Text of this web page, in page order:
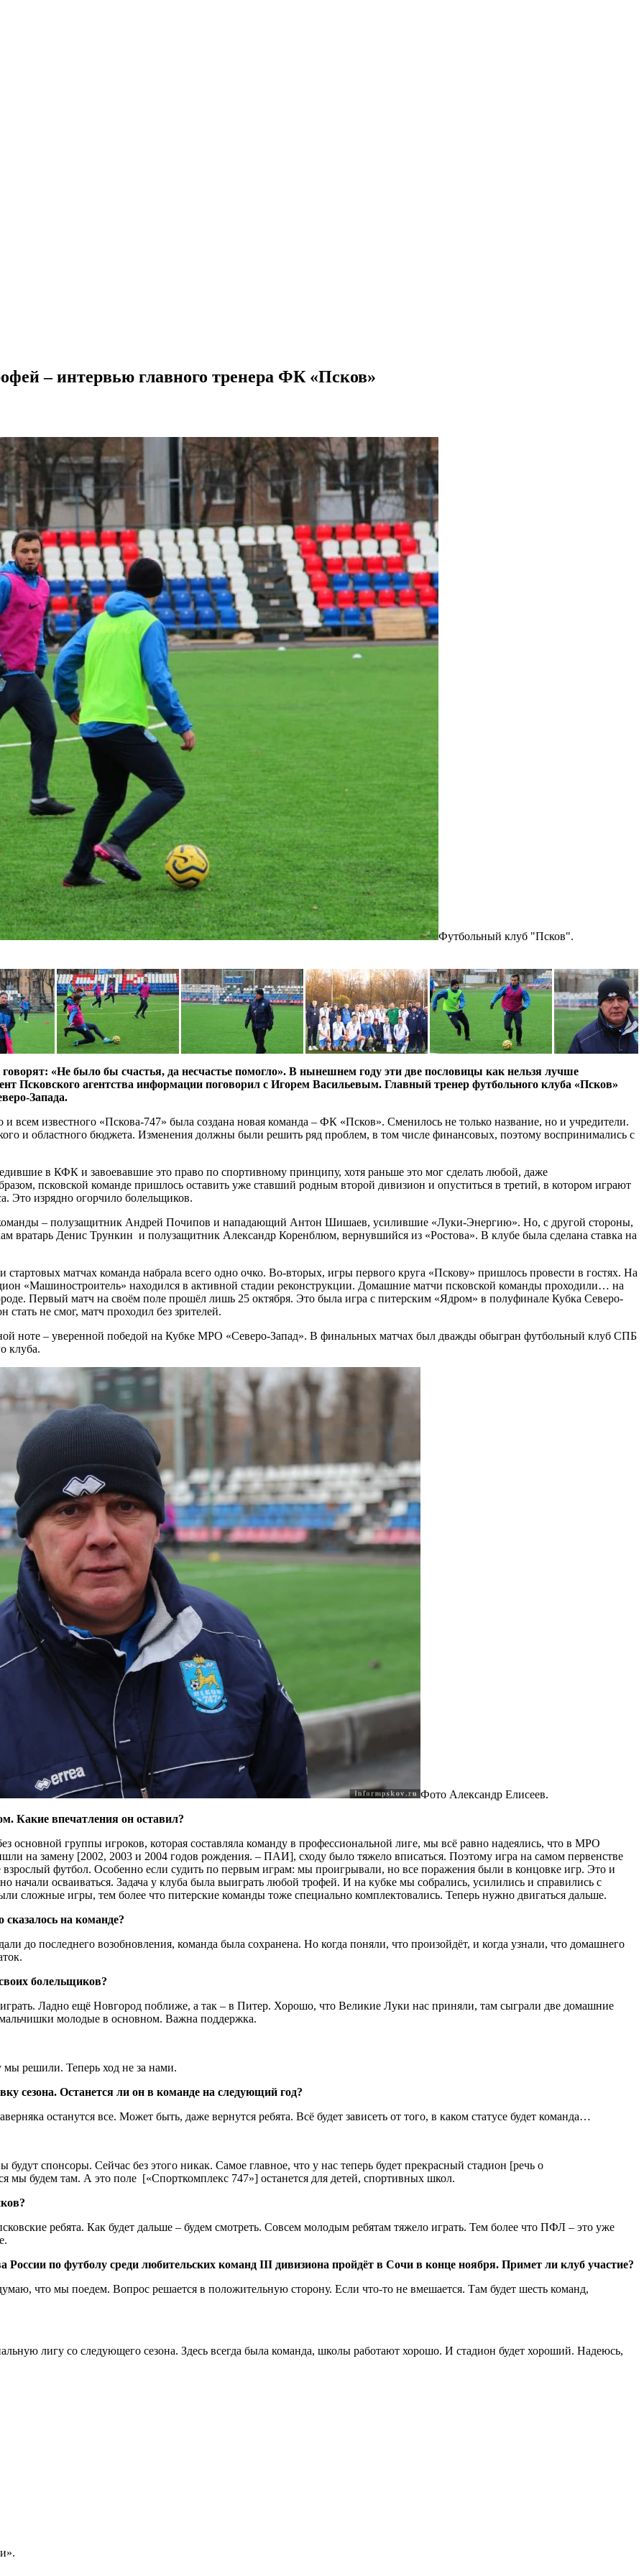
– интервью главного тренера ФК «Псков»
Футбольный клуб "Псков".
«Не было бы счастья, да несчастье помогло». В нынешнем году эти две пословицы как нельзя лучше
Псковского агентства информации поговорил с Игорем Васильевым. Главный тренер футбольного клуба «Псков»
Запада.
и всем известного «Пскова-747» была создана новая команда – ФК «Псков». Сменилось не только название, но и учредители.
и областного бюджета. Изменения должны были решить ряд проблем, в том числе финансовых, поэтому воспринимались с
в КФК и завоевавшие это право по спортивному принципу, хотя раньше это мог сделать любой, даже
псковской команде пришлось оставить уже ставший родным второй дивизион и опуститься в третий, в котором играют
Это изрядно огорчило болельщиков.
– полузащитник Андрей Почипов и нападающий Антон Шишаев, усилившие «Луки-Энергию». Но, с другой стороны,
вратарь Денис Трункин и полузащитник Александр Коренблюм, вернувшийся из «Ростова». В клубе была сделана ставка на
матчах команда набрала всего одно очко. Во-вторых, игры первого круга «Пскову» пришлось провести в гостях. На
«Машиностроитель» находился в активной стадии реконструкции. Домашние матчи псковской команды проходили… на
Первый матч на своём поле прошёл лишь 25 октября. Это была игра с питерским «Ядром» в полуфинале Кубка Северо-
не смог, матч проходил без зрителей.
ноте – уверенной победой на Кубке МРО «Северо-Запад». В финальных матчах был дважды обыгран футбольный клуб СПБ
клуба.
Фото Александр Елисеев.
Какие впечатления он оставил?
основной группы игроков, которая составляла команду в профессиональной лиге, мы всё равно надеялись, что в МРО
на замену [2002, 2003 и 2004 годов рождения. – ПАИ], сходу было тяжело вписаться. Поэтому игра на самом первенстве
взрослый футбол. Особенно если судить по первым играм: мы проигрывали, но все поражения были в концовке игр. Это и
начали осваиваться. Задача у клуба была выиграть любой трофей. И на кубке мы собрались, усилились и справились с
сложные игры, тем более что питерские команды тоже специально комплектовались. Теперь нужно двигаться дальше.
на команде?
до последнего возобновления, команда была сохранена. Но когда поняли, что произойдёт, и когда узнали, что домашнего
болельщиков?
Ладно ещё Новгород поближе, а так – в Питер. Хорошо, что Великие Луки нас приняли, там сыграли две домашние
молодые в основном. Важна поддержка.
решили. Теперь ход не за нами.
сезона. Останется ли он в команде на следующий год?
останутся все. Может быть, даже вернутся ребята. Всё будет зависеть от того, в каком статусе будет команда…
спонсоры. Сейчас без этого никак. Самое главное, что у нас теперь будет прекрасный стадион [речь о
будем там. А это поле [«Спорткомплекс 747»] останется для детей, спортивных школ.
ребята. Как будет дальше – будем смотреть. Совсем молодым ребятам тяжело играть. Тем более что ПФЛ – это уже
по футболу среди любительских команд III дивизиона пройдёт в Сочи в конце ноября. Примет ли клуб участие?
что мы поедем. Вопрос решается в положительную сторону. Если что-то не вмешается. Там будет шесть команд,
лигу со следующего сезона. Здесь всегда была команда, школы работают хорошо. И стадион будет хороший. Надеюсь,